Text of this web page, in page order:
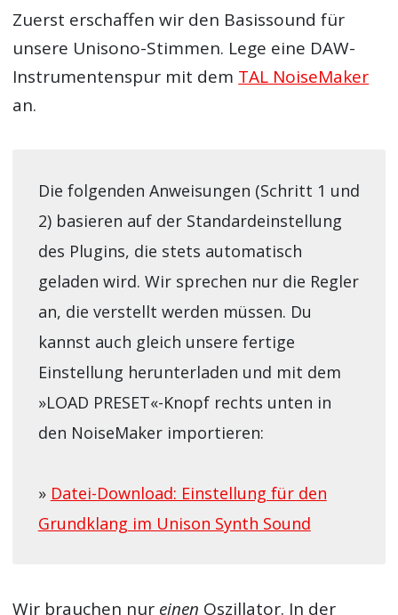
Zuerst erschaffen wir den Basissound für
unsere Unisono-Stimmen. Lege eine DAW-
Instrumentenspur mit dem TAL NoiseMaker
an.
Die folgenden Anweisungen (Schritt 1 und
2) basieren auf der Standardeinstellung
des Plugins, die stets automatisch
geladen wird. Wir sprechen nur die Regler
an, die verstellt werden müssen. Du
kannst auch gleich unsere fertige
Einstellung herunterladen und mit dem
»LOAD PRESET«-Knopf rechts unten in
den NoiseMaker importieren:
» Datei-Download: Einstellung für den
Grundklang im Unison Synth Sound
Wir brauchen nur einen Oszillator. In der